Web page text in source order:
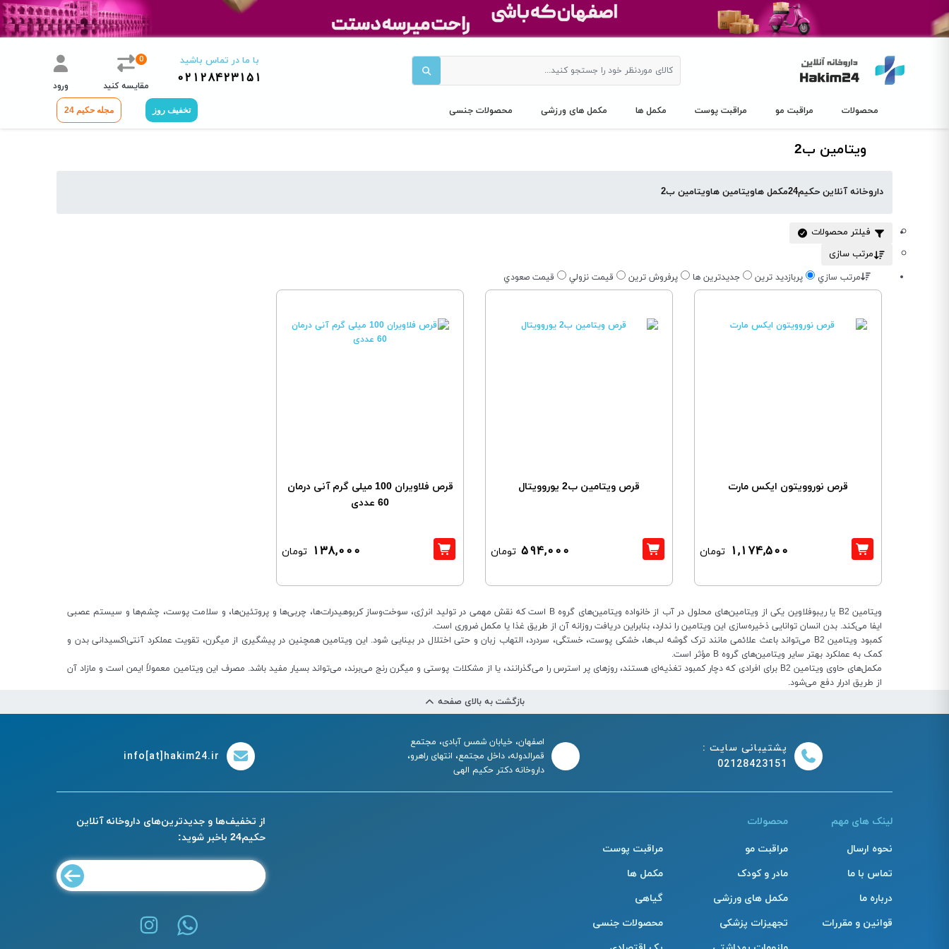
با ما در تماس باشید
02128423151
0
مقایسه کنید ورود
محصولات مراقبت مو مراقبت پوست مکمل ها مکمل های ورزشی محصولات جنسی تخفیف روز مجله حکیم 24
ویتامین ب2
داروخانه آنلاین حکیم24 مکمل هاویتامین هاویتامین ب2
فیلتر محصولات
مرتب سازی
مرتب سازي
پربازديد ترين جديدترين ها پرفروش ترين قيمت نزولي قيمت صعودي
قرص نوروویتون ایکس مارت
1,174,500 تومان
قرص ویتامین ب2 یوروویتال
594,000 تومان
قرص فلاویران 100 میلی گرم آنی درمان
60 عددی
138,000 تومان
ویتامین B2 یا ریبوفلاوین یکی از ویتامین‌های محلول در آب از خانواده ویتامین‌های گروه B است که نقش مهمی در تولید انرژی، سوخت‌وساز کربوهیدرات‌ها، چربی‌ها و پروتئین‌ها، و سلامت پوست، چشم‌ها و سیستم عصبی
ایفا می‌کند. بدن انسان توانایی ذخیره‌سازی این ویتامین را ندارد، بنابراین دریافت روزانه آن از طریق غذا یا مکمل ضروری است.
کمبود ویتامین B2 می‌تواند باعث علائمی مانند ترک گوشه لب‌ها، خشکی پوست، خستگی، سردرد، التهاب زبان و حتی اختلال در بینایی شود. این ویتامین همچنین در پیشگیری از میگرن، تقویت عملکرد آنتی‌اکسیدانی بدن و
کمک به عملکرد بهتر سایر ویتامین‌های گروه B مؤثر است.
مکمل‌های حاوی ویتامین B2 برای افرادی که دچار کمبود تغذیه‌ای هستند، روزهای پر استرس را می‌گذرانند، یا از مشکلات پوستی و میگرن رنج می‌برند، می‌تواند بسیار مفید باشد. مصرف این ویتامین معمولاً ایمن است و مازاد آن
از طریق ادرار دفع می‌شود.
بازگشت به بالای صفحه
پشتیبانی سایت :
02128423151
اصفهان، خیابان شمس آبادی، مجتمع
قمرالدوله، داخل مجتمع، انتهای راهرو،
داروخانه دکتر حکیم الهی
info[at]hakim24.ir
لینک های مهم
نحوه ارسال
تماس با ما
درباره ما
قوانین و مقررات
محصولات
مراقبت مو
مراقبت پوست
مادر و کودک
مکمل ها
مکمل های ورزشی
گیاهی
تجهیزات پزشکی
محصولات جنسی
از تخفیف‌ها و جدیدترین‌های داروخانه آنلاین
حکیم24 باخبر شوید: